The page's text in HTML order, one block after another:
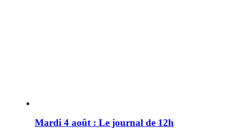
Mardi 4 août : Le journal de 12h